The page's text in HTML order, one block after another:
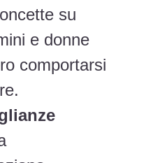
su
e donne
comportarsi